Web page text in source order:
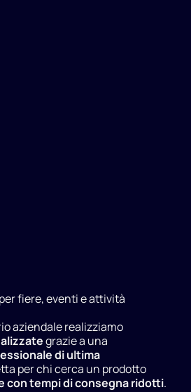
fiere, eventi e attività
aziendale realizziamo
grazie a una
di ultima
per chi cerca un prodotto
con tempi di consegna ridotti.